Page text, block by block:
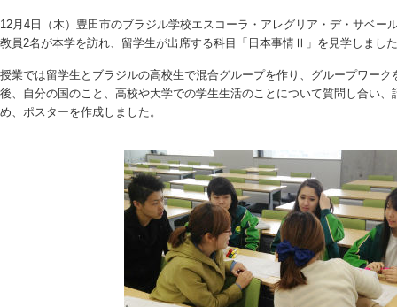
12月4日（木）豊田市のブラジル学校エスコーラ・アレグリア・デ・サベー
教員2名が本学を訪れ、留学生が出席する科目「日本事情Ⅱ」を見学しまし
授業では留学生とブラジルの高校生で混合グループを作り、グループワー
後、自分の国のこと、高校や大学での学生生活のことについて質問し合い
め、ポスターを作成しました。